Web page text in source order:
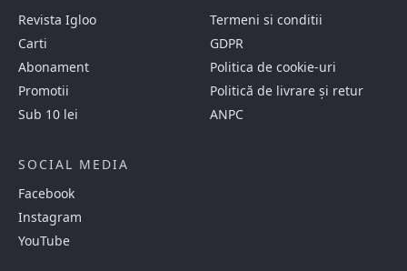
Revista Igloo
Carti
Abonament
Promotii
Sub 10 lei
Termeni si conditii
GDPR
Politica de cookie-uri
Politică de livrare și retur
ANPC
SOCIAL MEDIA
Facebook
Instagram
YouTube